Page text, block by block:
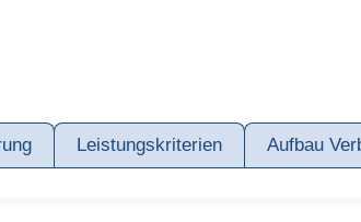
Leistungskriterien Aufbau